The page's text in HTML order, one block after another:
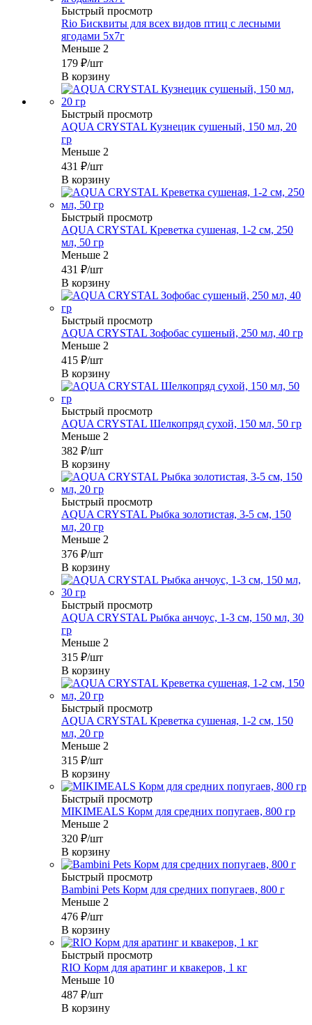
Быстрый просмотр
Rio Бисквиты для всех видов птиц с лесными
ягодами 5х7г
Меньше 2
179 ₽/шт
В корзину
Быстрый просмотр
AQUA CRYSTAL Кузнецик сушеный, 150 мл, 20
гр
Меньше 2
431 ₽/шт
В корзину
Быстрый просмотр
AQUA CRYSTAL Креветка сушеная, 1-2 см, 250
мл, 50 гр
Меньше 2
431 ₽/шт
В корзину
Быстрый просмотр
AQUA CRYSTAL Зофобас сушеный, 250 мл, 40 гр
Меньше 2
415 ₽/шт
В корзину
Быстрый просмотр
AQUA CRYSTAL Шелкопряд сухой, 150 мл, 50 гр
Меньше 2
382 ₽/шт
В корзину
Быстрый просмотр
AQUA CRYSTAL Рыбка золотистая, 3-5 см, 150
мл, 20 гр
Меньше 2
376 ₽/шт
В корзину
Быстрый просмотр
AQUA CRYSTAL Рыбка анчоус, 1-3 см, 150 мл, 30
гр
Меньше 2
315 ₽/шт
В корзину
Быстрый просмотр
AQUA CRYSTAL Креветка сушеная, 1-2 см, 150
мл, 20 гр
Меньше 2
315 ₽/шт
В корзину
Быстрый просмотр
MIKIMEALS Корм для средних попугаев, 800 гр
Меньше 2
320 ₽/шт
В корзину
Быстрый просмотр
Bambini Pets Корм для средних попугаев, 800 г
Меньше 2
476 ₽/шт
В корзину
Быстрый просмотр
RIO Корм для аратинг и квакеров, 1 кг
Меньше 10
487 ₽/шт
В корзину